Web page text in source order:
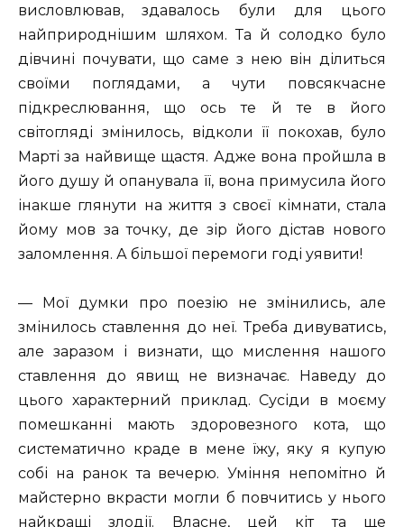
висловлював, здавалось були для цього
найприроднішим шляхом. Та й солодко було
дівчині почувати, що саме з нею він ділиться
своїми поглядами, а чути повсякчасне
підкреслювання, що ось те й те в його
світогляді змінилось, відколи її покохав, було
Марті за найвище щастя. Адже вона пройшла в
його душу й опанувала її, вона примусила його
інакше глянути на життя з своєї кімнати, стала
йому мов за точку, де зір його дістав нового
заломлення. А більшої перемоги годі уявити!
— Мої думки про поезію не змінились, але
змінилось ставлення до неї. Треба дивуватись,
але заразом і визнати, що мислення нашого
ставлення до явищ не визначає. Наведу до
цього характерний приклад. Сусіди в моєму
помешканні мають здоровезного кота, що
систематично краде в мене їжу, яку я купую
собі на ранок та вечерю. Уміння непомітно й
майстерно вкрасти могли б повчитись у нього
найкращі злодії. Власне, цей кіт та ще